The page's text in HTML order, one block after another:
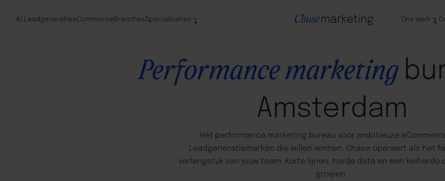
A.I. LeadgeneratieeCommerce BranchesSpecialisaties Ons werk
Performance marketing
Amsterdam
Hét performance marketing bureau voor ambitieuze
Leadgeneratiemerken die willen winnen. Chase opereert als het
verlengstuk van jouw team. Korte lijnen, harde data en een keiharde
groeien.